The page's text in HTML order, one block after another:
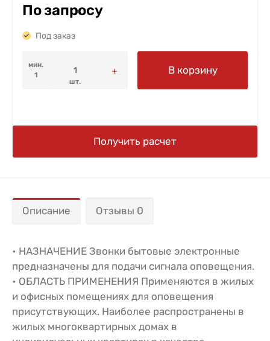
По запросу
Под заказ
мин.
1
шт.
В корзину
Получить расчет
Описание Отзывы 0
• НАЗНАЧЕНИЕ Звонки бытовые электронные
предназначены для подачи сигнала оповещения.
• ОБЛАСТЬ ПРИМЕНЕНИЯ Применяются в жилых
и офисных помещениях для оповещения
присутствующих. Наиболее распространены в
жилых многоквартирных домах в